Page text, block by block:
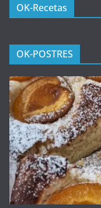
OK-Recetas
OK-POSTRES